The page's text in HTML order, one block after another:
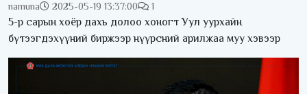
namuna 2025-05-19 13:37:00 1
5-р сарын хоёр дахь долоо хоногт Уул уурхайн
бүтээгдэхүүний биржээр нүүрсний арилжаа муу хэвээр